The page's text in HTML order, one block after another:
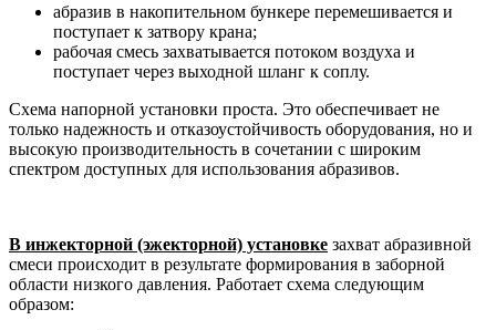
абразив в накопительном бункере перемешивается и
поступает к затвору крана;
рабочая смесь захватывается потоком воздуха и
поступает через выходной шланг к соплу.
Схема напорной установки проста. Это обеспечивает не
только надежность и отказоустойчивость оборудования, но и
высокую производительность в сочетании с широким
спектром доступных для использования абразивов.
В инжекторной (эжекторной) установке захват абразивной
смеси происходит в результате формирования в заборной
области низкого давления. Работает схема следующим
образом: